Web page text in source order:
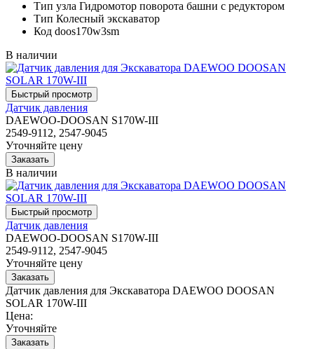
Тип узла Гидромотор поворота башни с редуктором
Тип Колесный экскаватор
Код doos170w3sm
В наличии
Датчик давления
DAEWOO-DOOSAN S170W-III
2549-9112, 2547-9045
Уточняйте цену
В наличии
Датчик давления
DAEWOO-DOOSAN S170W-III
2549-9112, 2547-9045
Уточняйте цену
Датчик давления для Экскаватора DAEWOO DOOSAN
SOLAR 170W-III
Цена:
Уточняйте